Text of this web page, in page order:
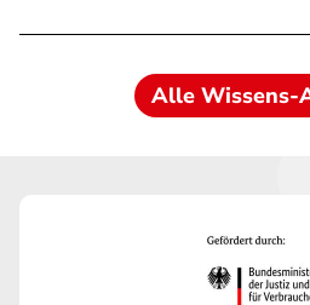
Alle Wissens-